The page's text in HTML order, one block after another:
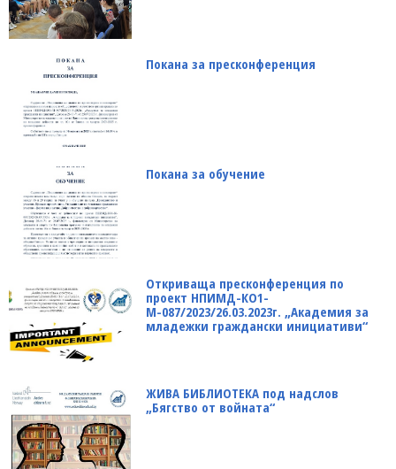
Покана за пресконференция
Покана за обучение
Откриваща пресконференция по
проект НПИМД-КО1-
М-087/2023/26.03.2023г. „Академия за
младежки граждански инициативи“
ЖИВА БИБЛИОТЕКА под надслов
„Бягство от войната“